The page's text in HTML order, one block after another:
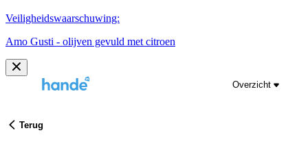
Veiligheidswaarschuwing:
Amo Gusti - olijven gevuld met citroen
Overzicht
Terug